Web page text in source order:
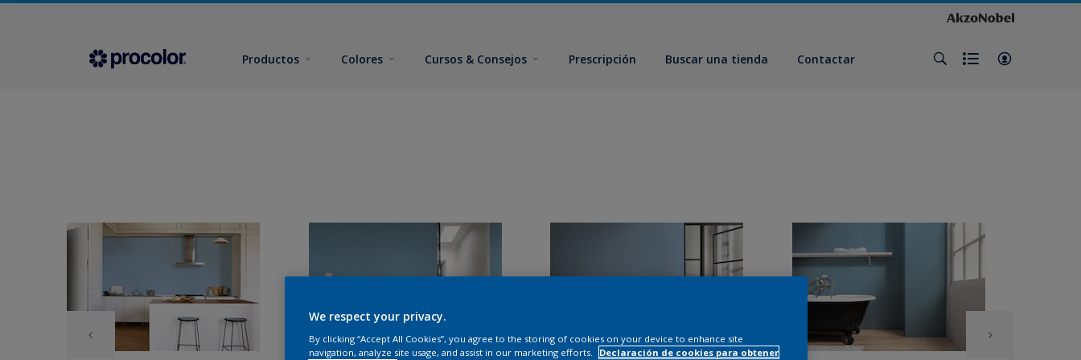
Productos Colores Cursos & Consejos Prescripción Buscar una tienda Contactar
We respect your privacy.
By clicking “Accept All Cookies”, you agree to the storing of cookies on your device to enhance site
navigation, analyze site usage, and assist in our marketing efforts.
Declaración de cookies para obtener